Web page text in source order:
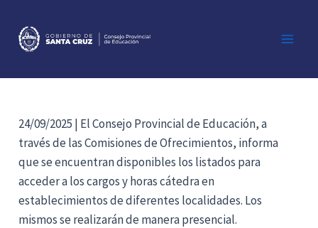
contenido
24/09/2025 | El Consejo Provincial de Educación, a
través de las Comisiones de Ofrecimientos, informa
que se encuentran disponibles los listados para
acceder a los cargos y horas cátedra en
establecimientos de diferentes localidades. Los
mismos se realizarán de manera presencial.